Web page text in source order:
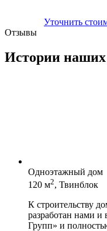
Уточнить
Отзывы
Истории наших
Одноэтажный дом
120 м2, Твинблок
К строительству
разработан нами
Групп» и